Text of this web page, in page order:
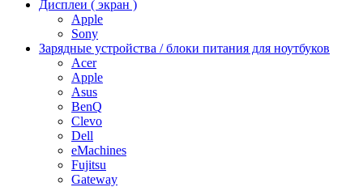
Дисплеи ( экран )
Apple
Sony
Зарядные устройства / блоки питания для ноутбуков
Acer
Apple
Asus
BenQ
Clevo
Dell
eMachines
Fujitsu
Gateway